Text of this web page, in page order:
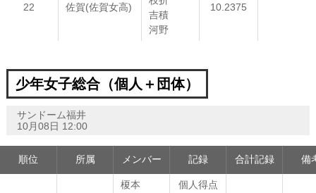
22 佐賀(佐賀女高)
吉積
河野
10.2375
少年女子総合（個人＋団体）
サンドーム福井
10月08日 12:00
順位 所属 メンバー 記録 合計記録 備
榎本
個人得点